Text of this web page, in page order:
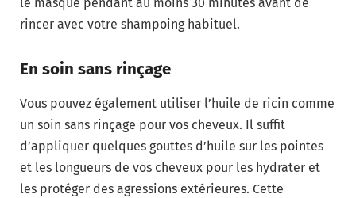
rincer avec votre shampoing habituel.
En soin sans rinçage
Vous pouvez également utiliser l’huile de ricin comme
un soin sans rinçage pour vos cheveux. Il suffit
d’appliquer quelques gouttes d’huile sur les pointes
et les longueurs de vos cheveux pour les hydrater et
les protéger des agressions extérieures. Cette